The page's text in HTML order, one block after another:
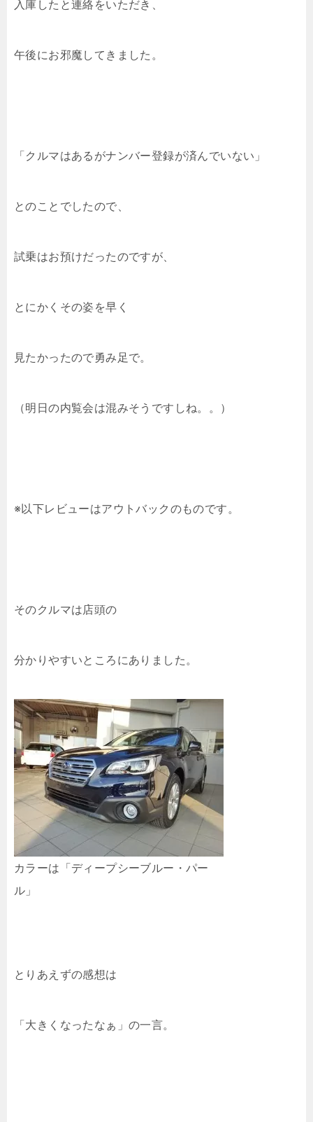
入庫したと連絡をいただき、
午後にお邪魔してきました。
「クルマはあるがナンバー登録が済んでいない」
とのことでしたので、
試乗はお預けだったのですが、
とにかくその姿を早く
見たかったので勇み足で。
（明日の内覧会は混みそうですしね。。）
※以下レビューはアウトバックのものです。
そのクルマは店頭の
分かりやすいところにありました。
カラーは「ディープシーブルー・パー
ル」
とりあえずの感想は
「大きくなったなぁ」の一言。